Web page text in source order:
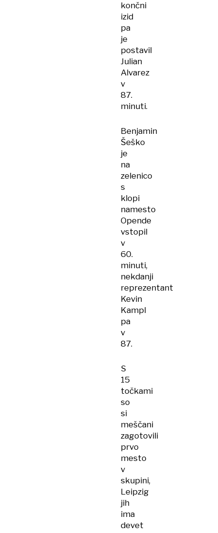
končni
izid
pa
je
postavil
Julian
Alvarez
v
87.
minuti.
Benjamin
Šeško
je
na
zelenico
s
klopi
namesto
Opende
vstopil
v
60.
minuti,
nekdanji
reprezentant
Kevin
Kampl
pa
v
87.
S
15
točkami
so
si
meščani
zagotovili
prvo
mesto
v
skupini,
Leipzig
jih
ima
devet